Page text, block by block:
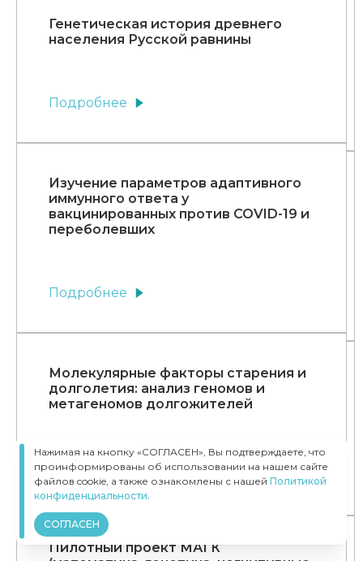
Генетическая история древнего
населения Русской равнины
Подробнее
Изучение параметров адаптивного
иммунного ответа у
вакцинированных против COVID-19 и
переболевших
Подробнее
Молекулярные факторы старения и
долголетия: анализ геномов и
метагеномов долгожителей
Подробнее
Пилотный проект МАГК
Нажимая на кнопку «СОГЛАСЕН», Вы подтверждаете, что
проинформированы об использовании на нашем сайте
файлов cookie, а также ознакомлены с нашей Политикой
конфиденциальности.
СОГЛАСЕН